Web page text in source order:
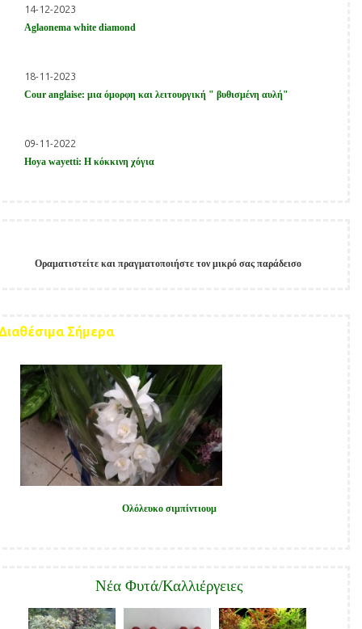
14-12-2023
Aglaonema white diamond
18-11-2023
Cour anglaise: μια όμορφη και λειτουργική " βυθισμένη αυλή"
09-11-2022
Hoya wayetti: Η κόκκινη χόγια
Οραματιστείτε και πραγματοποιήστε τον μικρό σας παράδεισο
Σήμερα
Ολόλευκο σιμπίντιουμ
Νέα Φυτά/Καλλιέργειες